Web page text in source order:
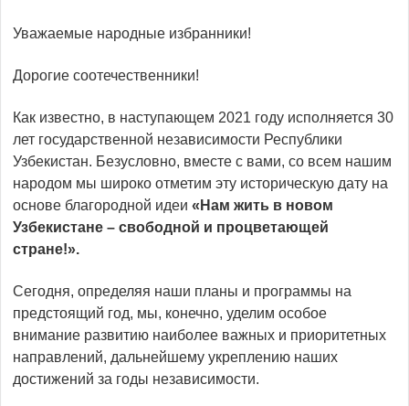
Уважаемые народные избранники!
Дорогие соотечественники!
Как известно, в наступающем 2021 году исполняется 30
лет государственной независимости Республики
Узбекистан. Безусловно, вместе с вами, со всем нашим
народом мы широко отметим эту историческую дату на
основе благородной идеи «Нам жить в новом
Узбекистане – свободной и процветающей
стране!».
Сегодня, определяя наши планы и программы на
предстоящий год, мы, конечно, уделим особое
внимание развитию наиболее важных и приоритетных
направлений, дальнейшему укреплению наших
достижений за годы независимости.